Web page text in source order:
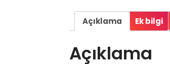
Açıklama Ek bilgi
Açıklama